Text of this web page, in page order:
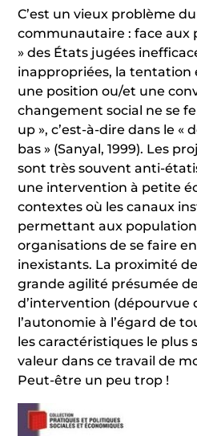
C’est un vieux problème
communautaire : face aux
» des États jugées
inappropriées, la tentation
une position ou/et une
changement social ne se
up », c’est-à-dire dans le «
bas » (Sanyal, 1999). Les
sont très souvent anti-
une intervention à petite
contextes où les canaux
permettant aux
organisations de se faire
inexistants. La proximité
grande agilité présumée
d’intervention (dépourvue
l’autonomie à l’égard de
les caractéristiques le plus
valeur dans ce travail de
Peut-être un peu trop !